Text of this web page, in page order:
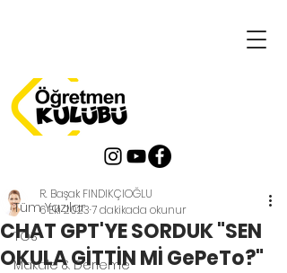
Tüm Yazılar
TOS
Makale & Derleme
CHAT GPT'YE SORDUK "SEN
OKULA GİTTİN Mİ GePeTo?"
R. Başak FINDIKÇIOĞLU
6 Eki 20237 dakikada okunur